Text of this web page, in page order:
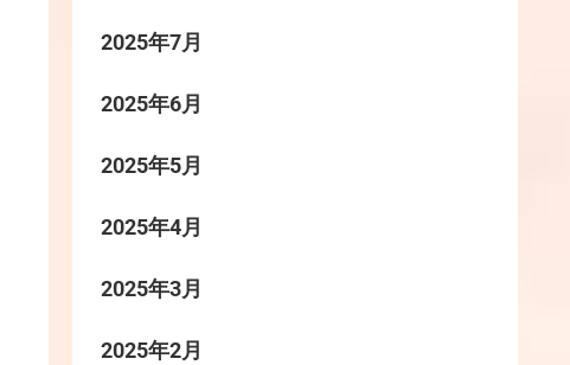
2025年7月
2025年6月
2025年5月
2025年4月
2025年3月
2025年2月